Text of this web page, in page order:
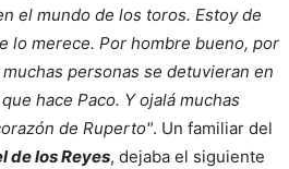
el mundo de los toros. Estoy de
lo merece. Por hombre bueno, por
personas se detuvieran en
hace Paco. Y ojalá muchas
de Ruperto". Un familiar del
de los Reyes, dejaba el siguiente